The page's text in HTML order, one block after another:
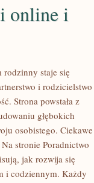
online i
rodzinny staje się
i rodzicielstwo
Strona powstała z
głębokich
osobistego. Ciekawe
stronie Poradnictwo
jak rozwija się
i codziennym. Każdy